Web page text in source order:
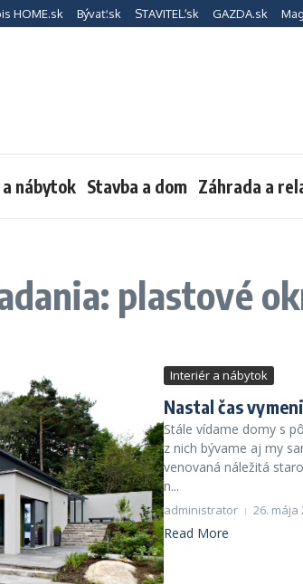
HOME.sk Bývať.sk STAVITEĽ.sk GAZDA.sk
nábytok Stavba a dom Záhrada a
plastové
Interiér a nábytok
Nastal čas
Stále vídame domy s
z nich bývame aj my
venovaná náležitá
n...
administrator 26. mája
Read More